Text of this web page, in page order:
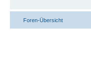
Foren-Übersicht